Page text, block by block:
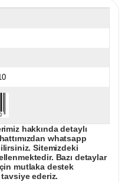
hakkında detaylı
whatsapp
Sitemizdeki
Bazı detaylar
mutlaka destek
ederiz.